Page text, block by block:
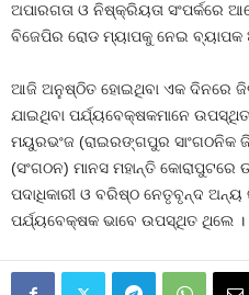
ଅପାରଗତା ଓ ନିଷ୍କ୍ରିୟତା ସଂପର୍କରେ
ବିଜେପିର ରୋଡ ମ୍ୟାପକୁ ନେଇ ବ୍ୟାପକ
ଆଜି ଅନୁଷ୍ଠିତ ହୋଇଥିବା ଏକ ଦିନରେ
ଯାଇଥିବା ପର୍ଯ୍ୟବେକ୍ଷକମାନେ
ମୟୁରଭଂଜ (ରାଇରଙ୍ଗପୁର ସାଂଗଠନିକ
(ସଂଗଠନ) ମାନସ ମହାନ୍ତି
ପଦାଧିକାରୀ ଓ ବରିଷ୍ଠ ନେତୃବୃନ୍ଦ ଅନ୍ୟ
ପର୍ଯ୍ୟବେକ୍ଷକ ଭାବେ ଉପସ୍ଥିତ ଥିଲେ ।